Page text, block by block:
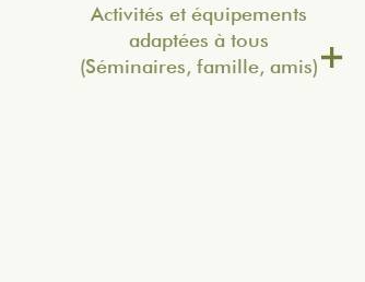
Activités et équipements
adaptées à tous
(Séminaires, famille, amis)